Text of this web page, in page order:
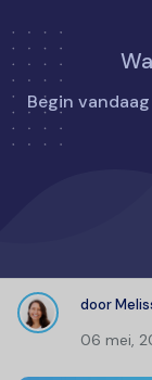
Begin
Home
Eyezy
werkt
door
06 mei,